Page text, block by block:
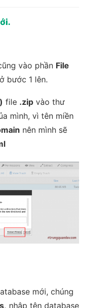
vào phần File
ở bước 1 lên.
file .zip vào thư
mình, vì tên miền
nên mình sẽ
mới, chúng
nhập tên database